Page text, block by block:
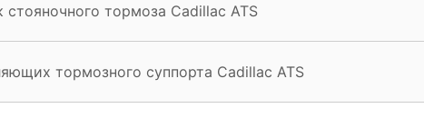
стояночного тормоза Cadillac ATS
тормозного суппорта Cadillac ATS